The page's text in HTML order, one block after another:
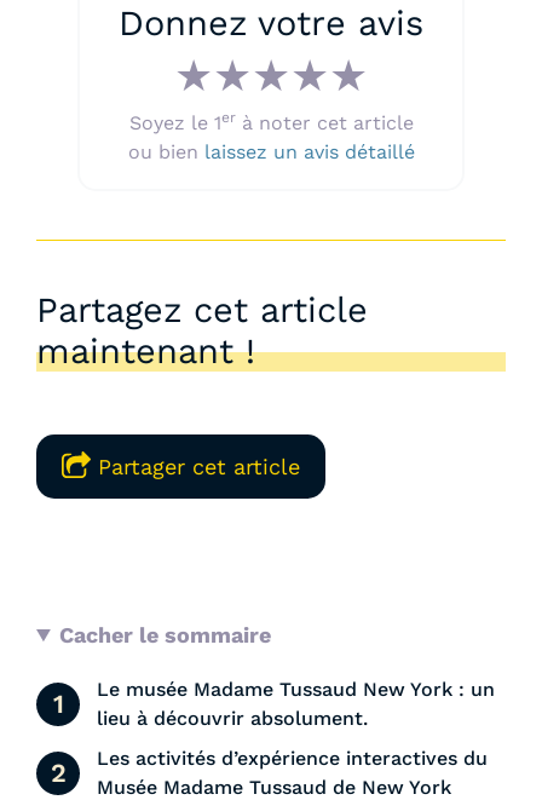
Donnez votre avis
★★★★★
Soyez le 1erà noter cet article
ou bien laissez un avis détaillé
Partagez cet article
maintenant !
Partager cet article
Cacher le sommaire
Le musée Madame Tussaud New York : un
lieu à découvrir absolument.
Les activités d’expérience interactives du
Musée Madame Tussaud de New York